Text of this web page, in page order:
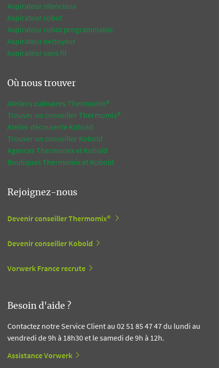
Aspirateur silencieux
Aspirateur robot
Aspirateur robot programmable
Aspirateur nettoyeur
Aspirateur sans fil
Où nous trouver
Ateliers culinaires Thermomix®
Trouver un conseiller Thermomix®
Atelier découverte Kobold
Trouver un conseiller Kobold
Agences Thermomix et Kobold
Boutiques Thermomix et Kobold
Rejoignez-nous
Devenir conseiller Thermomix®
Devenir conseiller Kobold
Vorwerk France recrute
Besoin d'aide ?
Contactez notre Service Client au 02 51 85 47 47 du lundi au
vendredi de 9h à 18h30 et le samedi de 9h à 12h.
Assistance Vorwerk